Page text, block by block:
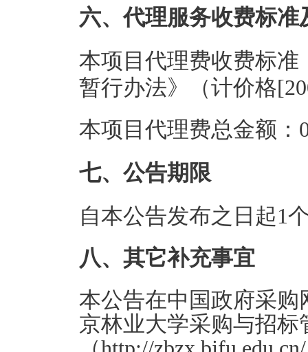
六、代理服务收费标准
本项目代理费收费标
暂行办法》（计价格
本项目代理费总金额：
七、公告期限
自本公告发布之日起1
八、其它补充事宜
本公告在中国政府采购
京林业大学采购与招标